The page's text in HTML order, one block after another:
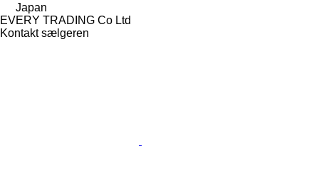
Japan
EVERY TRADING Co Ltd
Kontakt sælgeren